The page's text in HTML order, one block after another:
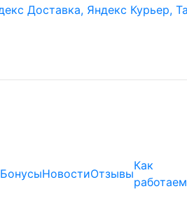
БонусыНовостиОтзывы
Как
работаем